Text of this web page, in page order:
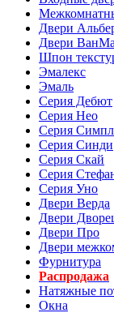
Двери
Двери
Шпон
Эмалекс
Эмаль
Серия Дебют
Серия Нео
Серия Симпл
Серия Синди
Серия Скай
Серия
Серия Уно
Двери Верда
Двери
Двери Про
Двери
Фурнитура
Распродажа
Натяжные
Окна